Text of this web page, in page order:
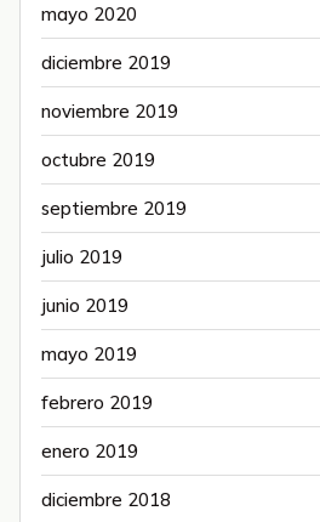
mayo 2020
diciembre 2019
noviembre 2019
octubre 2019
septiembre 2019
julio 2019
junio 2019
mayo 2019
febrero 2019
enero 2019
diciembre 2018